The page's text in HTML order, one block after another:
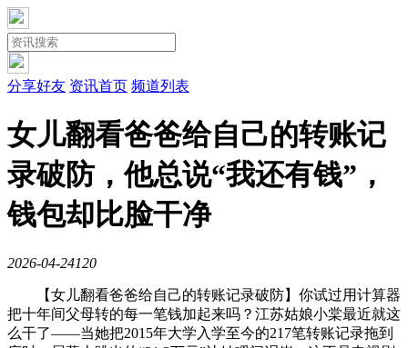
分享好友 资讯首页 频道列表
女儿翻看爸爸给自己的转账记
录破防，他总说“我还有钱”，
钱包却比脸干净
2026-04-24120
【女儿翻看爸爸给自己的转账记录破防】你试过用计算器
把十年间父母转的每一笔钱加起来吗？江苏姑娘小棠最近就这
么干了——当她把2015年大学入学至今的217笔转账记录拖到